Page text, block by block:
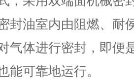
封油室内由阻燃、耐
气体进行密封，即便
能可靠地运行。